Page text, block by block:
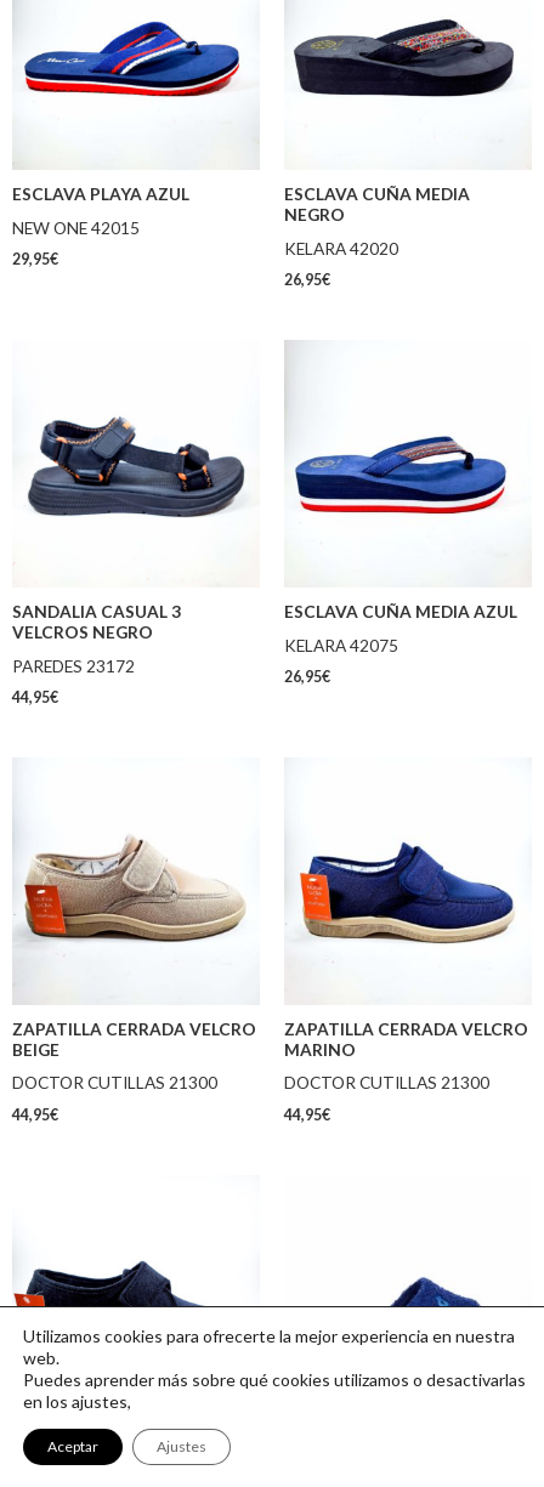
ESCLAVA PLAYA AZUL
NEW ONE 42015
29,95€
ESCLAVA CUÑA MEDIA
NEGRO
KELARA 42020
26,95€
SANDALIA CASUAL 3
VELCROS NEGRO
PAREDES 23172
44,95€
ESCLAVA CUÑA MEDIA AZUL
KELARA 42075
26,95€
ZAPATILLA CERRADA VELCRO
BEIGE
DOCTOR CUTILLAS 21300
44,95€
ZAPATILLA CERRADA VELCRO
MARINO
DOCTOR CUTILLAS 21300
44,95€
ZAPATILLA PLANTILLA
EXTRAIBLE NEGRO
Utilizamos cookies para ofrecerte la mejor experiencia en nuestra
web.
Puedes aprender más sobre qué cookies utilizamos o desactivarlas
en los ajustes,
Aceptar Ajustes